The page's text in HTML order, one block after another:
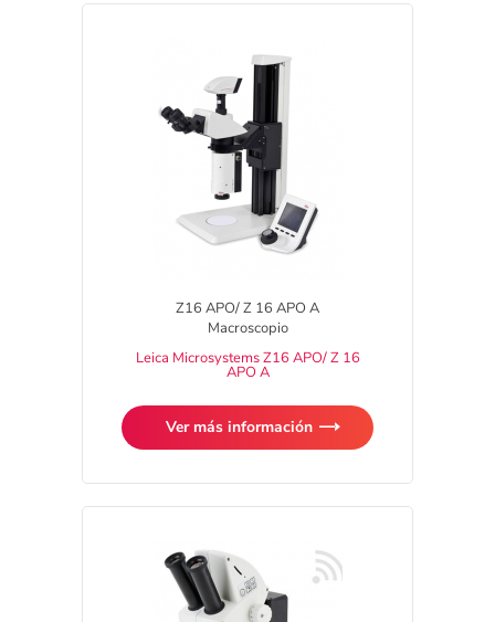
Z16 APO/ Z 16 APO A
Macroscopio
Leica Microsystems Z16 APO/ Z 16
APO A
Ver más información